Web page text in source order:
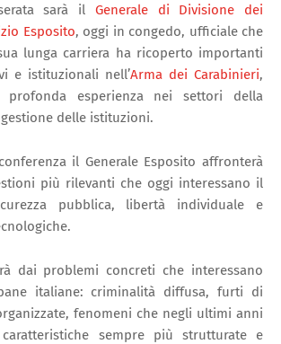
sarà il Generale di Divisione dei
Esposito, oggi in congedo, ufficiale che
lunga carriera ha ricoperto importanti
e istituzionali nell’Arma dei Carabinieri,
profonda esperienza nei settori della
delle istituzioni.
il Generale Esposito affronterà
più rilevanti che oggi interessano il
pubblica, libertà individuale e
dai problemi concreti che interessano
italiane: criminalità diffusa, furti di
fenomeni che negli ultimi anni
sempre più strutturate e